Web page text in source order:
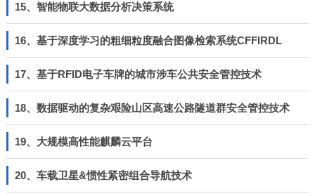
15、智能物联大数据分析决策系统
16、基于深度学习的粗细粒度融合图像检索系统CFFIRDL
17、基于RFID电子车牌的城市涉车公共安全管控技术
18、数据驱动的复杂艰险山区高速公路隧道群安全管控技术
19、大规模高性能麒麟云平台
20、车载卫星&惯性紧密组合导航技术